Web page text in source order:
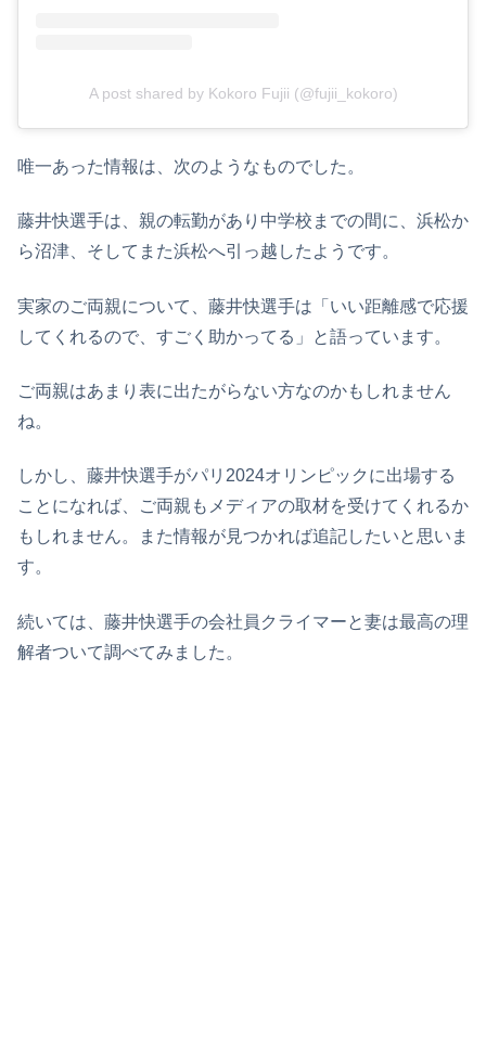
A post shared by Kokoro Fujii (@fujii_kokoro)
唯一あった情報は、次のようなものでした。
藤井快選手は、親の転勤があり中学校までの間に、浜松か
ら沼津、そしてまた浜松へ引っ越したようです。
実家のご両親について、藤井快選手は「いい距離感で応援
してくれるので、すごく助かってる」と語っています。
ご両親はあまり表に出たがらない方なのかもしれません
ね。
しかし、藤井快選手がパリ2024オリンピックに出場する
ことになれば、ご両親もメディアの取材を受けてくれるか
もしれません。また情報が見つかれば追記したいと思いま
す。
続いては、藤井快選手の会社員クライマーと妻は最高の理
解者ついて調べてみました。